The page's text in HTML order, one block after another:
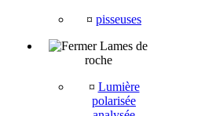
¤ pisseuses
Lames de
roche
¤ Lumière
polarisée